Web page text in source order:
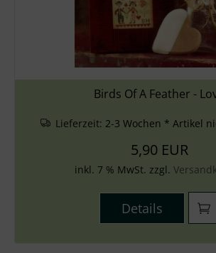
Birds Of A Feather -
Lieferzeit: 2-3 Wochen * Artikel
5,90 EUR
inkl. 7 % MwSt. zzgl.
Details